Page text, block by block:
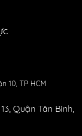
10, TP HCM
Quận Tân Bình,